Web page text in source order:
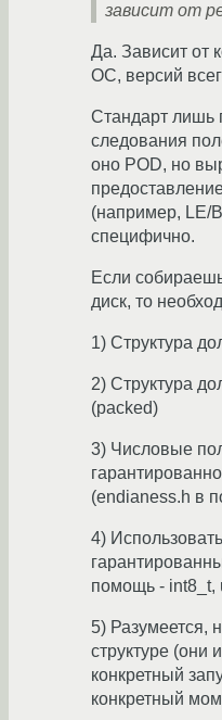
зависит от
Да. Зависит от
ОС, версий
Стандарт лишь
следования
оно POD, но
(например, LE/
специфично.
Если
диск, то
1) Структура
2) Структура
(packed)
3) Числовые
(endianess.h в
4)
помощь - int8_t,
5) Разумеется,
структуре (они
конкретный
конкретный